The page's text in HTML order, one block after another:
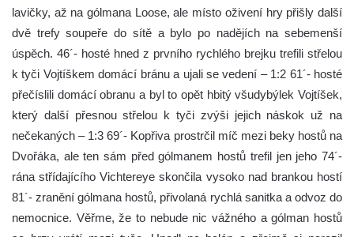
lavičky, až na gólmana Loose, ale místo oživení hry přišly další
dvě trefy soupeře do sítě a bylo po nadějích na sebemenší
úspěch. 46´- hosté hned z prvního rychlého brejku trefili střelou
k tyči Vojtíškem domácí bránu a ujali se vedení – 1:2 61´- hosté
přečíslili domácí obranu a byl to opět hbitý všudybýlek Vojtíšek,
který další přesnou střelou k tyči zvýši jejich náskok už na
nečekaných – 1:3 69´- Kopřiva prostrčil míč mezi beky hostů na
Dvořáka, ale ten sám před gólmanem hostů trefil jen jeho 74´-
rána střídajícího Vichtereye skončila vysoko nad brankou hostí
81´- zranění gólmana hostů, přivolaná rychlá sanitka a odvoz do
nemocnice. Věřme, že to nebude nic vážného a gólman hostů